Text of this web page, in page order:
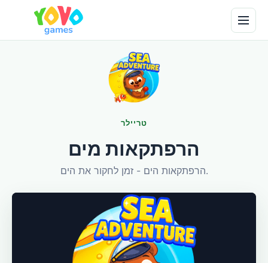
טריילר
הרפתקאות מים
הרפתקאות הים - זמן לחקור את הים.